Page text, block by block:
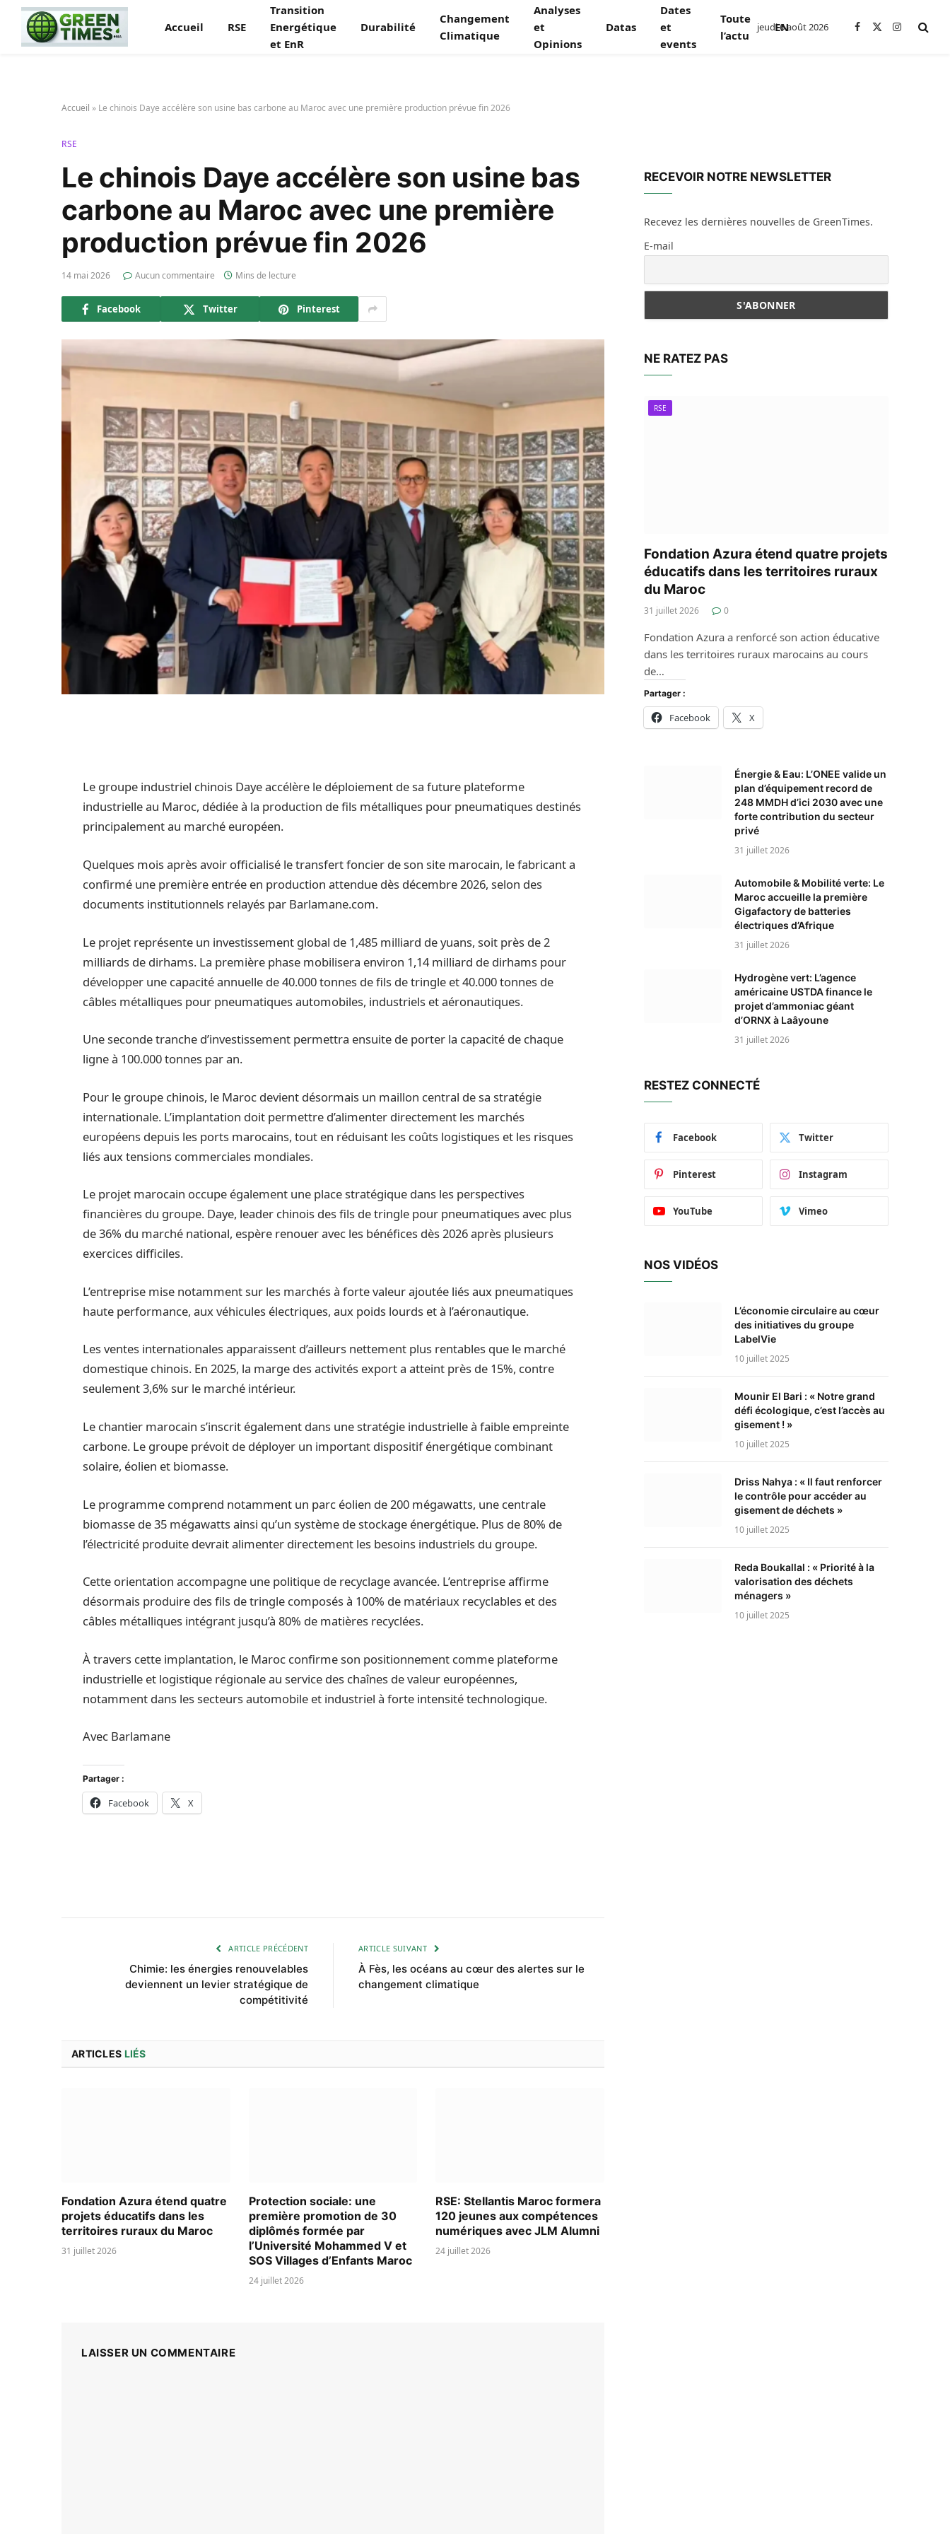
Accueil RSE
Transition
Energétique
et EnR
Durabilité
Changement
Climatique
Analyses
et
Opinions
Datas
Dates
et
events
Toute
l’actu
EN
jeudi 6 août 2026 Facebook
X
Instagram
Accueil » Le chinois Daye accélère son usine bas carbone au Maroc avec une première production prévue fin 2026
RSE
Le chinois Daye accélère son usine bas
carbone au Maroc avec une première
production prévue fin 2026
14 mai 2026 Aucun commentaire Mins de lecture
Facebook Twitter Pinterest
Le groupe industriel chinois Daye accélère le déploiement de sa future plateforme
industrielle au Maroc, dédiée à la production de fils métalliques pour pneumatiques destinés
principalement au marché européen.
Quelques mois après avoir officialisé le transfert foncier de son site marocain, le fabricant a
confirmé une première entrée en production attendue dès décembre 2026, selon des
documents institutionnels relayés par Barlamane.com.
Le projet représente un investissement global de 1,485 milliard de yuans, soit près de 2
milliards de dirhams. La première phase mobilisera environ 1,14 milliard de dirhams pour
développer une capacité annuelle de 40.000 tonnes de fils de tringle et 40.000 tonnes de
câbles métalliques pour pneumatiques automobiles, industriels et aéronautiques.
Une seconde tranche d’investissement permettra ensuite de porter la capacité de chaque
ligne à 100.000 tonnes par an.
Pour le groupe chinois, le Maroc devient désormais un maillon central de sa stratégie
internationale. L’implantation doit permettre d’alimenter directement les marchés
européens depuis les ports marocains, tout en réduisant les coûts logistiques et les risques
liés aux tensions commerciales mondiales.
Le projet marocain occupe également une place stratégique dans les perspectives
financières du groupe. Daye, leader chinois des fils de tringle pour pneumatiques avec plus
de 36% du marché national, espère renouer avec les bénéfices dès 2026 après plusieurs
exercices difficiles.
L’entreprise mise notamment sur les marchés à forte valeur ajoutée liés aux pneumatiques
haute performance, aux véhicules électriques, aux poids lourds et à l’aéronautique.
Les ventes internationales apparaissent d’ailleurs nettement plus rentables que le marché
domestique chinois. En 2025, la marge des activités export a atteint près de 15%, contre
seulement 3,6% sur le marché intérieur.
Le chantier marocain s’inscrit également dans une stratégie industrielle à faible empreinte
carbone. Le groupe prévoit de déployer un important dispositif énergétique combinant
solaire, éolien et biomasse.
Le programme comprend notamment un parc éolien de 200 mégawatts, une centrale
biomasse de 35 mégawatts ainsi qu’un système de stockage énergétique. Plus de 80% de
l’électricité produite devrait alimenter directement les besoins industriels du groupe.
Cette orientation accompagne une politique de recyclage avancée. L’entreprise affirme
désormais produire des fils de tringle composés à 100% de matériaux recyclables et des
câbles métalliques intégrant jusqu’à 80% de matières recyclées.
À travers cette implantation, le Maroc confirme son positionnement comme plateforme
industrielle et logistique régionale au service des chaînes de valeur européennes,
notamment dans les secteurs automobile et industriel à forte intensité technologique.
Avec Barlamane
Partager :
Facebook X
ARTICLE PRÉCÉDENT
Chimie: les énergies renouvelables
deviennent un levier stratégique de
compétitivité
ARTICLE SUIVANT
À Fès, les océans au cœur des alertes sur le
changement climatique
ARTICLES LIÉS
Fondation Azura étend quatre
projets éducatifs dans les
territoires ruraux du Maroc
31 juillet 2026
Protection sociale: une
première promotion de 30
diplômés formée par
l’Université Mohammed V et
SOS Villages d’Enfants Maroc
24 juillet 2026
RSE: Stellantis Maroc formera
120 jeunes aux compétences
numériques avec JLM Alumni
24 juillet 2026
LAISSER UN COMMENTAIRE
RECEVOIR NOTRE NEWSLETTER
Recevez les dernières nouvelles de GreenTimes.
E-mail
NE RATEZ PAS
RSE
Fondation Azura étend quatre projets
éducatifs dans les territoires ruraux
du Maroc
31 juillet 2026 0
Fondation Azura a renforcé son action éducative
dans les territoires ruraux marocains au cours
de…
Partager :
Facebook X
Énergie & Eau: L’ONEE valide un
plan d’équipement record de
248 MMDH d’ici 2030 avec une
forte contribution du secteur
privé
31 juillet 2026
Automobile & Mobilité verte: Le
Maroc accueille la première
Gigafactory de batteries
électriques d’Afrique
31 juillet 2026
Hydrogène vert: L’agence
américaine USTDA finance le
projet d’ammoniac géant
d’ORNX à Laâyoune
31 juillet 2026
RESTEZ CONNECTÉ
Facebook Twitter
Pinterest Instagram
YouTube Vimeo
NOS VIDÉOS
L’économie circulaire au cœur
des initiatives du groupe
LabelVie
10 juillet 2025
Mounir El Bari : « Notre grand
défi écologique, c’est l’accès au
gisement ! »
10 juillet 2025
Driss Nahya : « Il faut renforcer
le contrôle pour accéder au
gisement de déchets »
10 juillet 2025
Reda Boukallal : « Priorité à la
valorisation des déchets
ménagers »
10 juillet 2025